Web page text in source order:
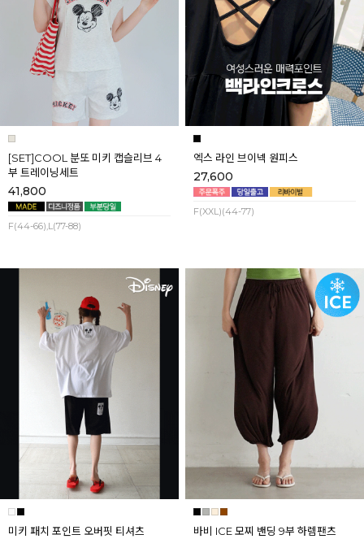
[SET]COOL 분또 미키 캡슬리브 4
부 트레이닝세트
41,800
F(44-66),L(77-88)
엑스 라인 브이넥 원피스
27,600
F(XXL)(44-77)
미키 패치 포인트 오버핏 티셔츠 바비 ICE 모찌 밴딩 9부 하렘팬츠